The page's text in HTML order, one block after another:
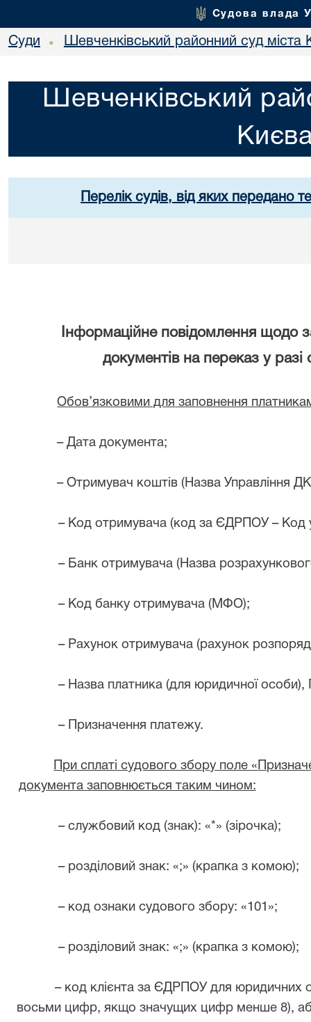
Судова влада
Суди • Шевченківський районний суд міста
Шевченківський
Перелік судів, від яких передано
Інформаційне повідомлення щодо
документів на переказ у
Обов’язковими для заповнення
–Дата документа;
–Отримувач коштів (Назва Управління
– Код отримувача (код за ЄДРПОУ –Код
– Банк отримувача (Назва
– Код банку отримувача (МФО);
– Рахунок отримувача (рахунок
– Назва платника (для юридичної особи),
– Призначення платежу.
При сплаті судового збору поле «
документа заповнюється таким чином:
– службовий код (знак): «*» (зірочка);
– розділовий знак: «;» (крапка з комою);
– код ознаки судового збору: «101 »;
– розділовий знак: «;» (крапка з комою);
– код клієнта за ЄДРПОУ для юридичних
восьми цифр, якщо значущих цифр менше 8),